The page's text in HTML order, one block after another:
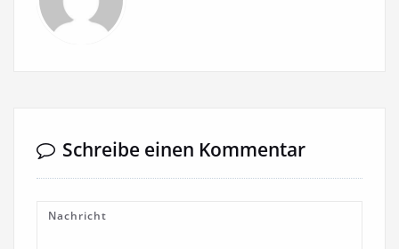
Schreibe einen Kommentar